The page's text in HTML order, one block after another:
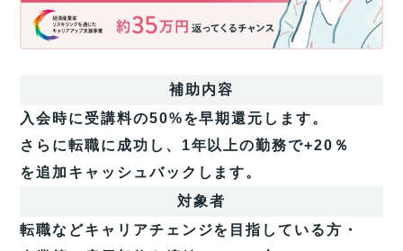
補
活
用
で
今
だ
受
講
補助内容
入会時に受講料の50%を早期還元します。
さらに転職に成功し、1年以上の勤務で+20％
を追加キャッシュバックします。
対象者
転職などキャリアチェンジを目指している方・